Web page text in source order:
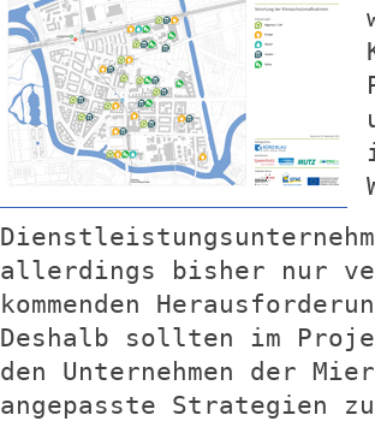
allerdings bisher nur
kommenden
Deshalb sollten im
den Unternehmen der
angepasste Strategien